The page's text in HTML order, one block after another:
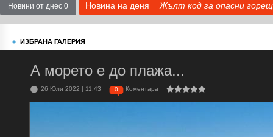
Новини от днес 0 Новина на деня Жълт код за опасни
ИЗБРАНА ГАЛЕРИЯ
А морето е до плажа...
26 Юли 2022 | 11:43 0 Коментара